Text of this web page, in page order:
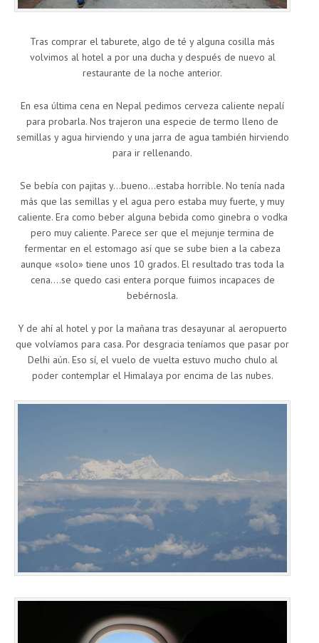
Tras comprar el taburete, algo de té y alguna cosilla más
volvimos al hotel a por una ducha y después de nuevo al
restaurante de la noche anterior.
En esa última cena en Nepal pedimos cerveza caliente nepalí
para probarla. Nos trajeron una especie de termo lleno de
semillas y agua hirviendo y una jarra de agua también hirviendo
para ir rellenando.
Se bebía con pajitas y…bueno…estaba horrible. No tenía nada
más que las semillas y el agua pero estaba muy fuerte, y muy
caliente. Era como beber alguna bebida como ginebra o vodka
pero muy caliente. Parece ser que el mejunje termina de
fermentar en el estomago así que se sube bien a la cabeza
aunque «solo» tiene unos 10 grados. El resultado tras toda la
cena….se quedo casi entera porque fuimos incapaces de
bebérnosla.
Y de ahí al hotel y por la mañana tras desayunar al aeropuerto
que volvíamos para casa. Por desgracia teníamos que pasar por
Delhi aún. Eso sí, el vuelo de vuelta estuvo mucho chulo al
poder contemplar el Himalaya por encima de las nubes.